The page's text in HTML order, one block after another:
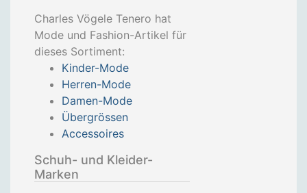
Charles Vögele Tenero hat
Mode und Fashion-Artikel für
dieses Sortiment:
Kinder-Mode
Herren-Mode
Damen-Mode
Übergrössen
Accessoires
Schuh- und Kleider-
Marken